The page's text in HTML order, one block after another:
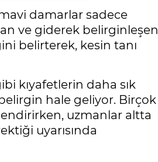
damarlar sadece
ve giderek belirginleşen
belirterek, kesin tanı
kıyafetlerin daha sık
hale geliyor. Birçok
uzmanlar altta
uyarısında